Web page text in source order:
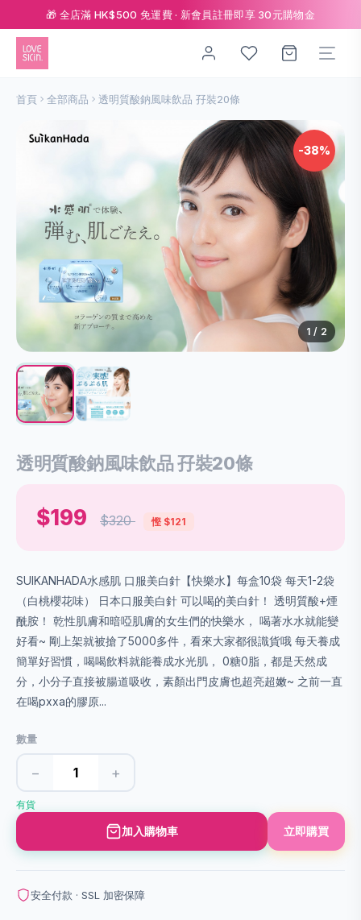
🎁 全店滿 HK$500 免運費 · 新會員註冊即享 30元購物金
首頁 全部商品 透明質酸鈉風味飲品 孖裝20條
-38%
1 / 2
透明質酸鈉風味飲品 孖裝20條
$199 $320 慳 $121
SUIKANHADA水感肌 口服美白針【快樂水】每盒10袋 每天1-2袋
（白桃櫻花味） 日本口服美白針 可以喝的美白針！ 透明質酸+煙
酰胺！ 乾性肌膚和暗啞肌膚的女生們的快樂水， 喝著水水就能變
好看~ 剛上架就被搶了5000多件，看來大家都很識貨哦 每天養成
簡單好習慣，喝喝飲料就能養成水光肌， 0糖0脂，都是天然成
分，小分子直接被腸道吸收，素顏出門皮膚也超亮超嫩~ 之前一直
在喝pxxa的膠原...
數量
− +
有貨
加入購物車 立即購買
安全付款 · SSL 加密保障